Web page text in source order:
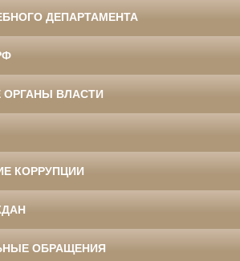
ДЕПАРТАМЕНТА
ВЛАСТИ
КОРРУПЦИИ
ОБРАЩЕНИЯ